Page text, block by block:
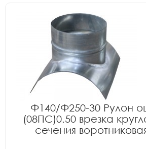
Ф140/Ф250-30 Рулон
(08ПС)0.50 врезка
сечения